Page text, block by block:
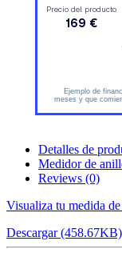
Detalles de
Medidor de
Reviews (0)
Visualiza tu medida
Descargar (458.67KB)